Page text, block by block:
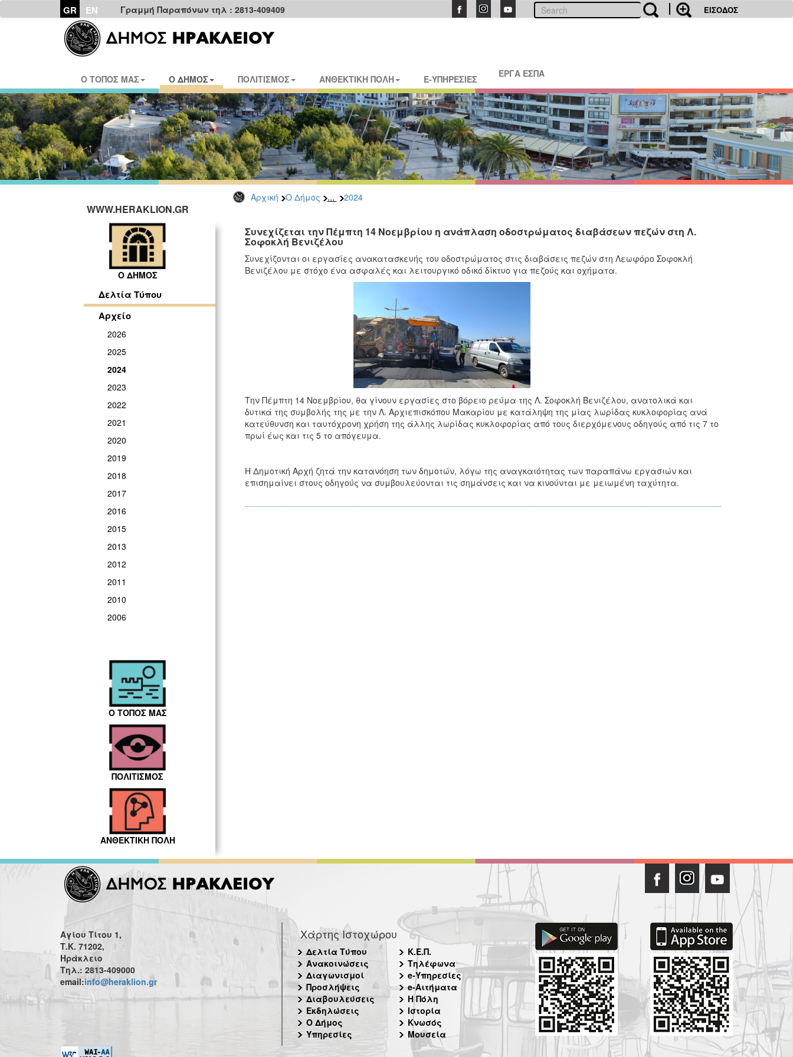
GR EN Γραμμή Παραπόνων τηλ : 2813-409409 ΕΙΣΟΔΟΣ
Ο ΤΟΠΟΣ ΜΑΣ Ο ΔΗΜΟΣ ΠΟΛΙΤΙΣΜΟΣ ΑΝΘΕΚΤΙΚΗ ΠΟΛΗ E-ΥΠΗΡΕΣΙΕΣ ΕΡΓΑ ΕΣΠΑ
Αρχική Ο Δήμος ... 2024
WWW.HERAKLION.GR
Ο ΔΗΜΟΣ
Δελτία Τύπου
Αρχείο
2026
2025
2024
2023
2022
2021
2020
2019
2018
2017
2016
2015
2013
2012
2011
2010
2006
Ο ΤΟΠΟΣ ΜΑΣ
ΠΟΛΙΤΙΣΜΟΣ
ΑΝΘΕΚΤΙΚΗ ΠΟΛΗ
Συνεχίζεται την Πέμπτη 14 Νοεμβρίου η ανάπλαση οδοστρώματος διαβάσεων πεζών στη Λ.
Σοφοκλή Βενιζέλου
Συνεχίζονται οι εργασίες ανακατασκευής του οδοστρώματος στις διαβάσεις πεζών στη Λεωφόρο Σοφοκλή
Βενιζέλου με στόχο ένα ασφαλές και λειτουργικό οδικό δίκτυο για πεζούς και οχήματα.
Την Πέμπτη 14 Νοεμβρίου, θα γίνουν εργασίες στο βόρειο ρεύμα της Λ. Σοφοκλή Βενιζέλου, ανατολικά και
δυτικά της συμβολής της με την Λ. Αρχιεπισκόπου Μακαρίου με κατάληψη της μίας λωρίδας κυκλοφορίας ανά
κατεύθυνση και ταυτόχρονη χρήση της άλλης λωρίδας κυκλοφορίας από τους διερχόμενους οδηγούς από τις 7 το
πρωί έως και τις 5 το απόγευμα.
Η Δημοτική Αρχή ζητά την κατανόηση των δημοτών, λόγω της αναγκαιότητας των παραπάνω εργασιών και
επισημαίνει στους οδηγούς να συμβουλεύονται τις σημάνσεις και να κινούνται με μειωμένη ταχύτητα.
Αγίου Τίτου 1,
Τ.Κ. 71202,
Ηράκλειο
Τηλ.: 2813-409000
email:info@heraklion.gr
Χάρτης Ιστοχώρου
Δελτία Τύπου
Ανακοινώσεις
Διαγωνισμοί
Προσλήψεις
Διαβουλεύσεις
Εκδηλώσεις
Ο Δήμος
Υπηρεσίες
Κ.Ε.Π.
Τηλέφωνα
e-Υπηρεσίες
e-Αιτήματα
Η Πόλη
Ιστορία
Κνωσός
Μουσεία